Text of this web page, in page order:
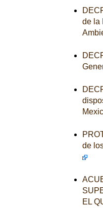
de la
de
EL